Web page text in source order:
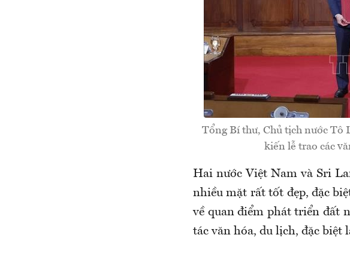
Tổng Bí thư, Chủ tịch nước Tô
kiến lễ trao các
Hai nước Việt Nam và Sri
nhiều mặt rất tốt đẹp, đặc
về quan điểm phát triển đất
tác văn hóa, du lịch, đặc